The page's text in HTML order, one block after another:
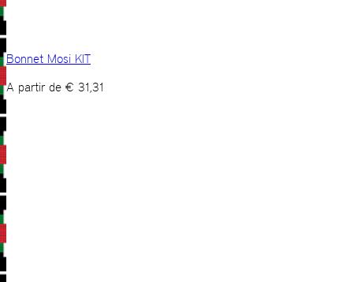
Bonnet Mosi KIT
A partir de € 31,31